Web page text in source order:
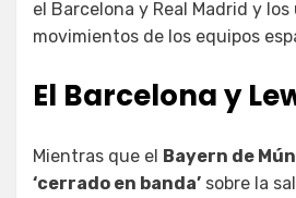
el Barcelona y Real Madrid y
movimientos de los equipos
El Barcelona y
Mientras que el Bayern de
‘cerrado en banda’ sobre la